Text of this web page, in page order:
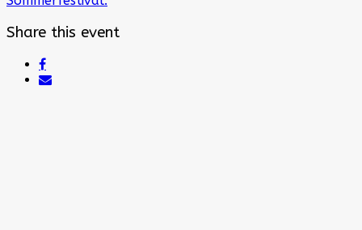
Share this event